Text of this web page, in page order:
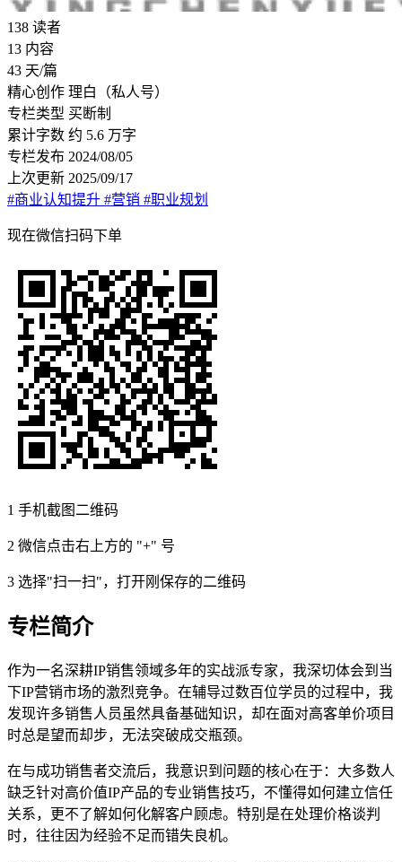
138 读者
13 内容
43 天/篇
精心创作 理白（私人号）
专栏类型 买断制
累计字数 约 5.6 万字
专栏发布 2024/08/05
上次更新 2025/09/17
#商业认知提升 #营销 #职业规划
现在微信扫码下单
1 手机截图二维码
2 微信点击右上方的 "+" 号
3 选择"扫一扫"，打开刚保存的二维码
专栏简介
作为一名深耕IP销售领域多年的实战派专家，我深切体会到当
下IP营销市场的激烈竞争。在辅导过数百位学员的过程中，我
发现许多销售人员虽然具备基础知识，却在面对高客单价项目
时总是望而却步，无法突破成交瓶颈。
在与成功销售者交流后，我意识到问题的核心在于：大多数人
缺乏针对高价值IP产品的专业销售技巧，不懂得如何建立信任
关系，更不了解如何化解客户顾虑。特别是在处理价格谈判
时，往往因为经验不足而错失良机。